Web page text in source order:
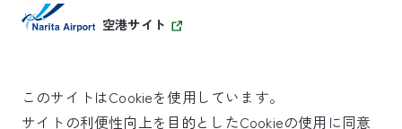
空港サイト
このサイトはCookieを使用しています。
サイトの利便性向上を目的としたCookieの使用に同意